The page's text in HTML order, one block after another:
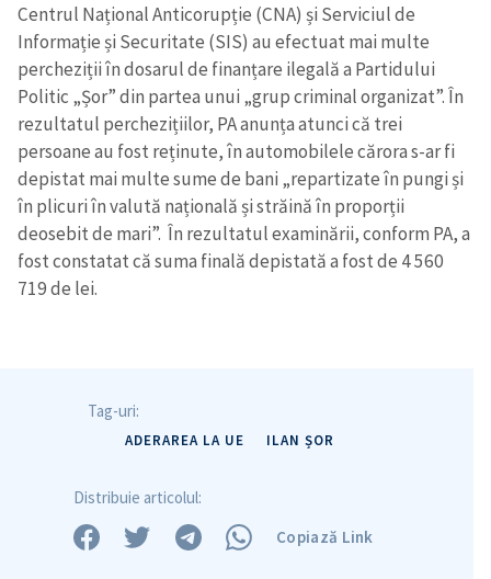
Centrul Național Anticorupție (CNA) și Serviciul de
Informație și Securitate (SIS) au efectuat mai multe
percheziții în dosarul de finanțare ilegală a Partidului
Politic „Șor” din partea unui „grup criminal organizat”. În
rezultatul perchezițiilor, PA anunța atunci că trei
persoane au fost reținute, în automobilele cărora s-ar fi
depistat mai multe sume de bani „repartizate în pungi și
în plicuri în valută națională și străină în proporții
deosebit de mari”. În rezultatul examinării, conform PA, a
fost constatat că suma finală depistată a fost de 4 560
719 de lei.
Tag-uri:
ADERAREA LA UE ILAN ȘOR
Distribuie articolul:
Copiază Link